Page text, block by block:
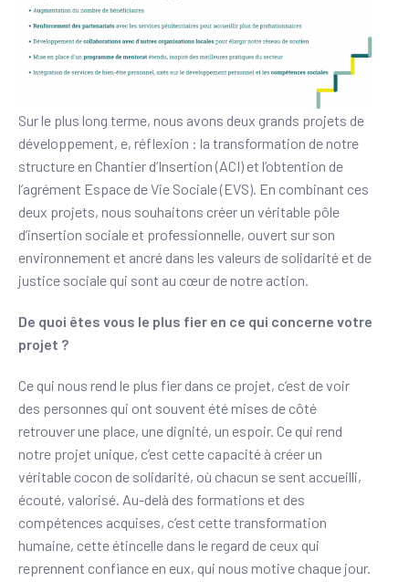
Sur le plus long terme, nous avons deux grands projets de
développement, e, réflexion : la transformation de notre
structure en Chantier d’Insertion (ACI) et l’obtention de
l’agrément Espace de Vie Sociale (EVS). En combinant ces
deux projets, nous souhaitons créer un véritable pôle
d’insertion sociale et professionnelle, ouvert sur son
environnement et ancré dans les valeurs de solidarité et de
justice sociale qui sont au cœur de notre action.
De quoi êtes vous le plus fier en ce qui concerne votre
projet ?
Ce qui nous rend le plus fier dans ce projet, c’est de voir
des personnes qui ont souvent été mises de côté
retrouver une place, une dignité, un espoir. Ce qui rend
notre projet unique, c’est cette capacité à créer un
véritable cocon de solidarité, où chacun se sent accueilli,
écouté, valorisé. Au-delà des formations et des
compétences acquises, c’est cette transformation
humaine, cette étincelle dans le regard de ceux qui
reprennent confiance en eux, qui nous motive chaque jour.